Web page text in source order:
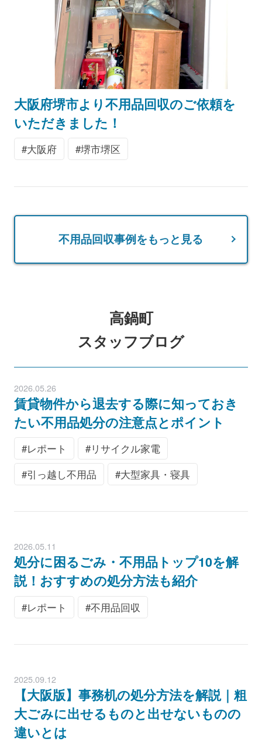
大阪府堺市より不用品回収のご依頼を
いただきました！
大阪府 堺市堺区
不用品回収事例をもっと見る
高鍋町
スタッフブログ
2026.05.26
賃貸物件から退去する際に知っておき
たい不用品処分の注意点とポイント
レポート
リサイクル家電
引っ越し不用品
大型家具・寝具
2026.05.11
処分に困るごみ・不用品トップ10を解
説！おすすめの処分方法も紹介
レポート 不用品回収
2025.09.12
【大阪版】事務机の処分方法を解説｜粗
大ごみに出せるものと出せないものの
違いとは